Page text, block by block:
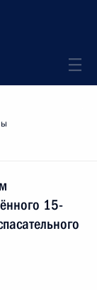
15-